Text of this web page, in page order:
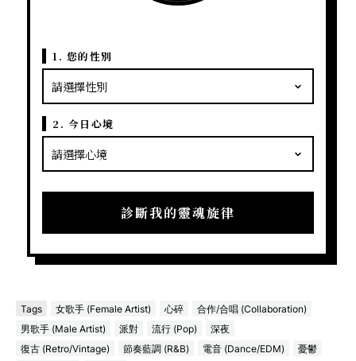
1. 您的性別
2. 今日心境
診斷我的靈魂旋律
Tags 女歌手 (Female Artist) 心碎
合作/合唱 (Collaboration)
男歌手 (Male Artist)
派對 流行 (Pop)
深夜
復古 (Retro/Vintage)
節奏藍調 (R&B) 電音 (Dance/EDM)
憂鬱